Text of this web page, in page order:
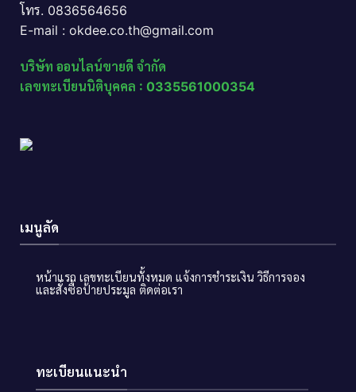
โทร. 0836564656
E-mail : okdee.co.th@gmail.com
บริษัท ออนไลน์ขายดี จำกัด
เลขทะเบียนนิติบุคคล : 0335561000354
เมนูลัด
หน้าแรก เลขทะเบียนทั้งหมด แจ้งการชำระเงิน วิธีการจอง
และสั่งซื้อป้ายประมูล ติดต่อเรา
ทะเบียนแนะนำ